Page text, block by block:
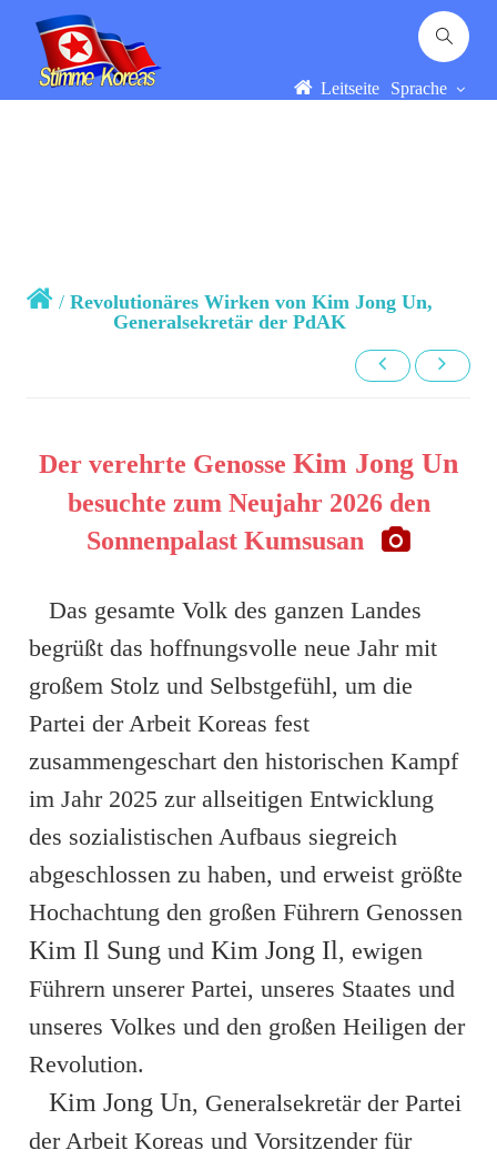
Leitseite Sprache
/Revolutionäres Wirken von Kim Jong Un,
Generalsekretär der PdAK
Der verehrte Genosse Kim Jong Un
besuchte zum Neujahr 2026 den
Sonnenpalast Kumsusan
Das gesamte Volk des ganzen Landes
begrüßt das hoffnungsvolle neue Jahr mit
großem Stolz und Selbstgefühl, um die
Partei der Arbeit Koreas fest
zusammengeschart den historischen Kampf
im Jahr 2025 zur allseitigen Entwicklung
des sozialistischen Aufbaus siegreich
abgeschlossen zu haben, und erweist größte
Hochachtung den großen Führern Genossen
Kim Il Sung und Kim Jong Il, ewigen
Führern unserer Partei, unseres Staates und
unseres Volkes und den großen Heiligen der
Revolution.
Kim Jong Un, Generalsekretär der Partei
der Arbeit Koreas und Vorsitzender für